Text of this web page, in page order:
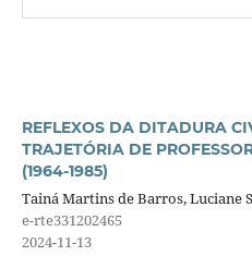
REFLEXOS DA DITADURA
TRAJETÓRIA DE
(1964-1985)
Tainá Martins de Barros, Luciane
e-rte331202465
2024-11-13